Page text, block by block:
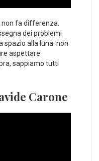
non fa differenza.
dei problemi
spazio alla luna: non
aspettare
sappiamo tutti
Carone